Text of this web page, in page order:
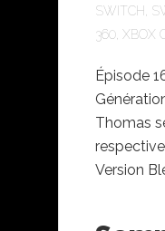
SWITCH
360 XBOX
Épisode
Thomas
Version